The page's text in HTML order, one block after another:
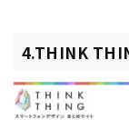
4.THINK